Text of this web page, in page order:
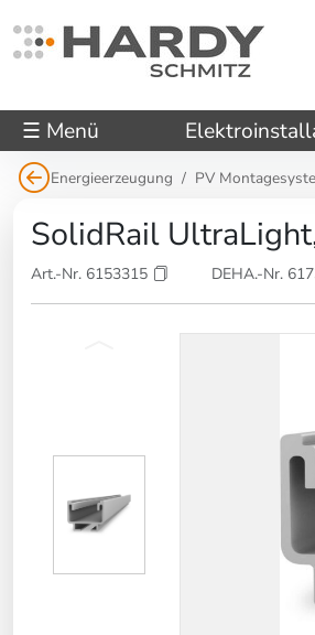
☰ Menü
Energieerzeugung PV
SolidRail
Art.-Nr. 6153315 DEHA.-Nr.